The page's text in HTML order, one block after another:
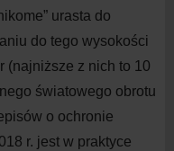
urasta do
do tego wysokości
(najniższe z nich to 10
światowego obrotu
o ochronie
r. jest w praktyce